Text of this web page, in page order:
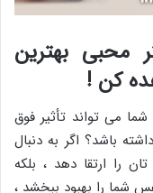
محبی بهترین
کن !
می ‌تواند تأثیر فوق
باشد؟ اگر به دنبال
را ارتقا دهد ، بلکه
شما را بهبود ببخشد ،